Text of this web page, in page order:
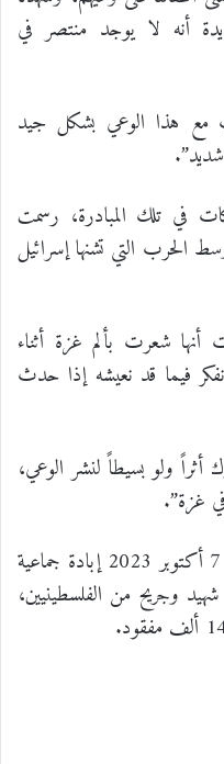
أنه لا يوجد منتصر في
مع هذا الوعي بشكل جيد
في تلك المبادرة، رسمت
الحرب التي تشنها إسرائيل
أنها شعرت بألم غزة أثناء
فيما قد نعيشه إذا حدث
ولو بسيطاً لنشر الوعي،
غزة”.
وبدعم أمريكي ترتكب إسرائيل منذ 7 أكتوبر 2023 إبادة جماعية
أكثر من 160 ألف شهيد وجريح من الفلسطينيين،